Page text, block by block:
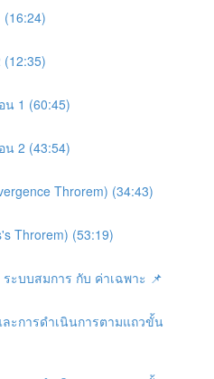
1 (60:45)
2 (43:54)
Throrem) (34:43)
Throrem) (53:19)
ระบบสมการ กับ ค่าเฉพาะ 📌
ะการดำเนินการตามแถวขั้น